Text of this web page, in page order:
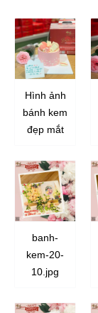
Hình ảnh
bánh kem
đẹp mắt
banh-
kem-20-
10.jpg